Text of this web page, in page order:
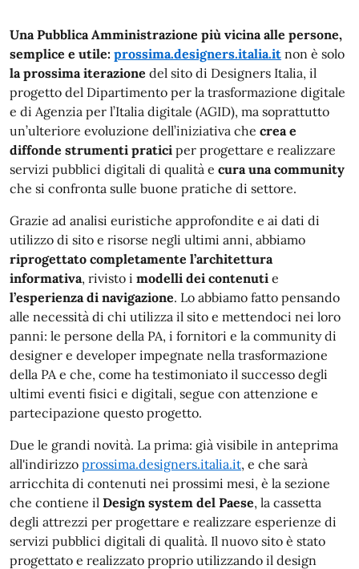
Una Pubblica Amministrazione più vicina alle persone,
semplice e utile: prossima.designers.italia.it non è solo
la prossima iterazione del sito di Designers Italia, il
progetto del Dipartimento per la trasformazione digitale
e di Agenzia per l’Italia digitale (AGID), ma soprattutto
un’ulteriore evoluzione dell’iniziativa che crea e
diffonde strumenti pratici per progettare e realizzare
servizi pubblici digitali di qualità e cura una community
che si confronta sulle buone pratiche di settore.
Grazie ad analisi euristiche approfondite e ai dati di
utilizzo di sito e risorse negli ultimi anni, abbiamo
riprogettato completamente l’architettura
informativa, rivisto i modelli dei contenuti e
l’esperienza di navigazione. Lo abbiamo fatto pensando
alle necessità di chi utilizza il sito e mettendoci nei loro
panni: le persone della PA, i fornitori e la community di
designer e developer impegnate nella trasformazione
della PA e che, come ha testimoniato il successo degli
ultimi eventi fisici e digitali, segue con attenzione e
partecipazione questo progetto.
Due le grandi novità. La prima: già visibile in anteprima
all'indirizzo prossima.designers.italia.it, e che sarà
arricchita di contenuti nei prossimi mesi, è la sezione
che contiene il Design system del Paese, la cassetta
degli attrezzi per progettare e realizzare esperienze di
servizi pubblici digitali di qualità. Il nuovo sito è stato
progettato e realizzato proprio utilizzando il design